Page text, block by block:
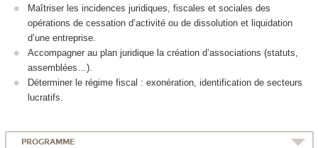
Maîtriser les incidences juridiques, fiscales et sociales des
opérations de cessation d’activité ou de dissolution et liquidation
d’une entreprise.
Accompagner au plan juridique la création d’associations (statuts,
assemblées…).
Déterminer le régime fiscal : exonération, identification de secteurs
lucratifs.
PROGRAMME